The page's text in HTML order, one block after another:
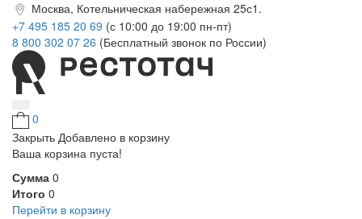
Москва, Котельническая набережная 25с1.
+7 495 185 20 69 (с 10:00 до 19:00 пн-пт)
8 800 302 07 26 (Бесплатный звонок по России)
0
Закрыть Добавлено в корзину
Ваша корзина пуста!
Сумма 0
Итого 0
Перейти в корзину